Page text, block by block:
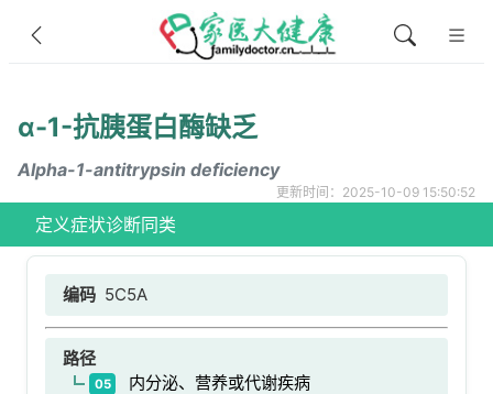
α-1-抗胰蛋白酶缺乏
Alpha-1-antitrypsin deficiency
更新时间：2025-10-09 15:50:52
定义症状诊断同类
编码 5C5A
路径
05 内分泌、营养或代谢疾病